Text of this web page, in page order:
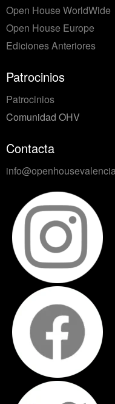
Open House WorldWide
Open House Europe
Ediciones Anteriores
Patrocinios
Patrocinios
Comunidad OHV
Contacta